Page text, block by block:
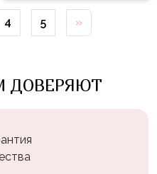
4 5 »
ДОВЕРЯЮТ